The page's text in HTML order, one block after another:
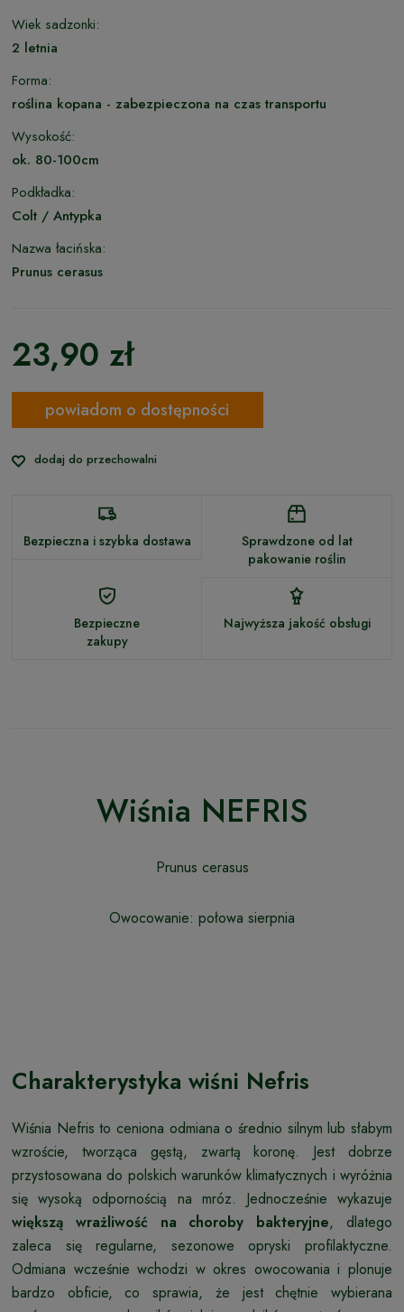
Wiek sadzonki:
2 letnia
Forma:
roślina kopana - zabezpieczona na czas transportu
Wysokość:
ok. 80-100cm
Podkładka:
Colt / Antypka
Nazwa łacińska:
Prunus cerasus
23,90 zł
powiadom o dostępności
dodaj do przechowalni
Bezpieczna i szybka dostawa
Sprawdzone od lat
pakowanie roślin
Bezpieczne
zakupy
Najwyższa jakość obsługi
Wiśnia NEFRIS
Prunus cerasus
Owocowanie: połowa sierpnia
Charakterystyka wiśni Nefris
Wiśnia Nefris to ceniona odmiana o średnio silnym lub słabym
wzroście, tworząca gęstą, zwartą koronę. Jest dobrze
przystosowana do polskich warunków klimatycznych i wyróżnia
się wysoką odpornością na mróz. Jednocześnie wykazuje
większą wrażliwość na choroby bakteryjne, dlatego
zaleca się regularne, sezonowe opryski profilaktyczne.
Odmiana wcześnie wchodzi w okres owocowania i plonuje
bardzo obficie, co sprawia, że jest chętnie wybierana